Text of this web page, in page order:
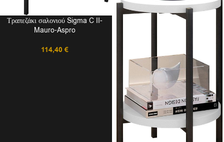
Τραπεζάκι σαλονιού Sigma C II-
Mauro-Aspro
114,40 €